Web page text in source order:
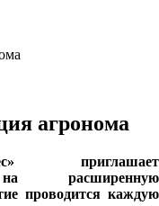
агронома
приглашает
на расширенную
проводится каждую